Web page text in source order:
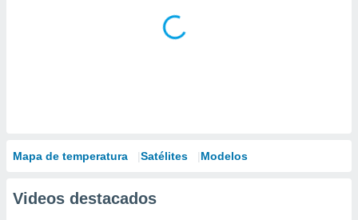
Mapa de temperatura Satélites Modelos
Videos destacados